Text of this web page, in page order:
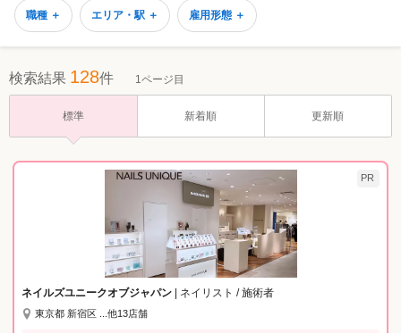
職種 ＋ エリア・駅 ＋ 雇用形態 ＋
検索結果 128件 1ページ目
標準 新着順 更新順
PR
ネイルズユニークオブジャパン | ネイリスト / 施術者
東京都 新宿区 ...他13店舗